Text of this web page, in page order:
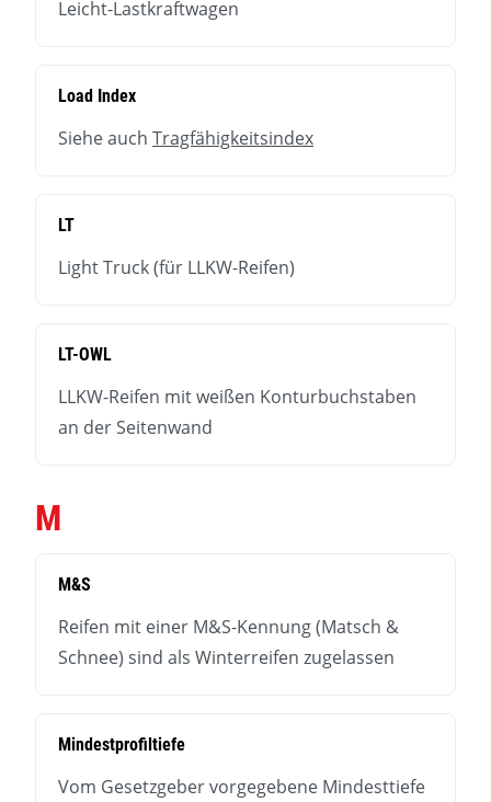
Leicht-Lastkraftwagen
Load Index
Siehe auch Tragfähigkeitsindex
LT
Light Truck (für LLKW-Reifen)
LT-OWL
LLKW-Reifen mit weißen Konturbuchstaben
an der Seitenwand
M
M&S
Reifen mit einer M&S-Kennung (Matsch &
Schnee) sind als Winterreifen zugelassen
Mindestprofiltiefe
Vom Gesetzgeber vorgegebene Mindesttiefe